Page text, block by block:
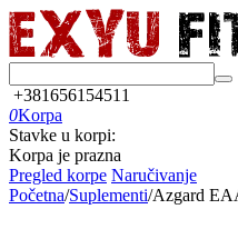
+381656154511
0Korpa
Stavke u korpi:
Korpa je prazna
Pregled korpe Naručivanje
Početna/Suplementi/Azgard